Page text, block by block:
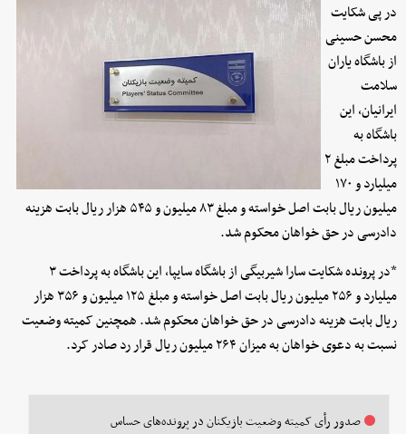
در پی شکایت
محسن حسینی
از باشگاه یاران
سلامت
ایرانیان، این
باشگاه به
پرداخت مبلغ ۲
میلیارد و ۱۷۰
میلیون ریال بابت اصل خواسته و مبلغ ۸۳ میلیون و ۵۴۵ هزار ریال بابت هزینه
دادرسی در حق خواهان محکوم شد.
*در پرونده شکایت سارا شیربیگی از باشگاه سایپا، این باشگاه به پرداخت ۳
میلیارد و ۲۵۶ میلیون ریال بابت اصل خواسته و مبلغ ۱۲۵ میلیون و ۳۵۶ هزار
ریال بابت هزینه دادرسی در حق خواهان محکوم شد. همچنین کمیته وضعیت
نسبت به دعوی خواهان به میزان ۲۶۴ میلیون ریال قرار رد صادر کرد.
صدور رأی کمیته وضعیت بازیکنان در پرونده‌های حساس